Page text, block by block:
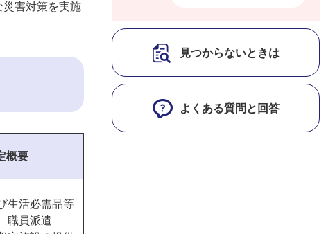
害対策を実施
概要
生活必需品等
職員派遣
見つからないときは
よくある質問と回答